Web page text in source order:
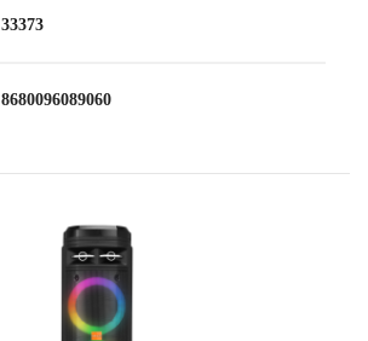
33373
8680096089060